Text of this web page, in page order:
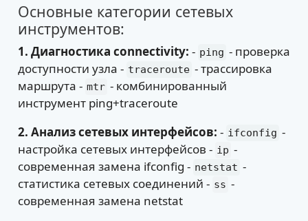
Основные категории сетевых
инструментов:
1. Диагностика connectivity: - ping - проверка
доступности узла - traceroute - трассировка
маршрута - mtr - комбинированный
инструмент ping+traceroute
2. Анализ сетевых интерфейсов: - ifconfig -
настройка сетевых интерфейсов - ip -
современная замена ifconfig - netstat -
статистика сетевых соединений - ss -
современная замена netstat